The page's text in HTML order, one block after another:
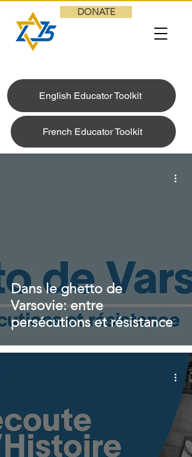
DONATE
English Educator Toolkit
French Educator Toolkit
Dans le ghetto de
Varsovie: entre
persécutions et résistance